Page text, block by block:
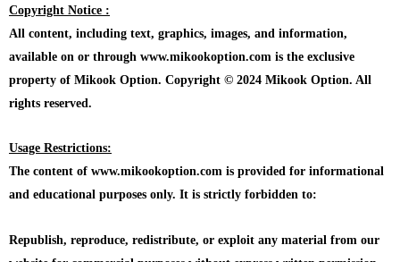
Copyright Notice :
All content, including text, graphics, images, and information,
available on or through www.mikookoption.com is the exclusive
property of Mikook Option. Copyright © 2024 Mikook Option. All
rights reserved.
Usage Restrictions:
The content of www.mikookoption.com is provided for informational
and educational purposes only. It is strictly forbidden to:
Republish, reproduce, redistribute, or exploit any material from our